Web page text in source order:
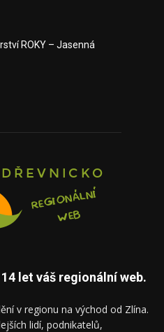
ROKY – Jasenná
let váš regionální web.
v regionu na východ od Zlína.
lidí, podnikatelů,